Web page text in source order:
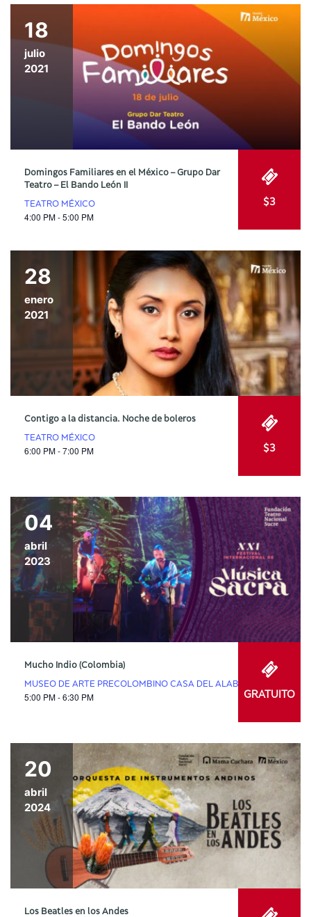
18
julio
2021
Domingos Familiares en el México – Grupo Dar
Teatro – El Bando León II
TEATRO MÉXICO
4:00 PM - 5:00 PM
$3
28
enero
2021
Contigo a la distancia. Noche de boleros
TEATRO MÉXICO
6:00 PM - 7:00 PM $3
04
abril
2023
Mucho Indio (Colombia)
MUSEO DE ARTE PRECOLOMBINO CASA DEL ALABADO
5:00 PM - 6:30 PM GRATUITO
20
abril
2024
Los Beatles en los Andes